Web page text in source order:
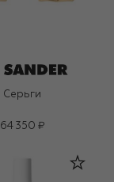
Серьги
64 350 ₽